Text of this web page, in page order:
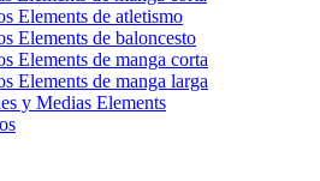
Elements de atletismo
Elements de baloncesto
Elements de manga corta
Elements de manga larga
y Medias Elements